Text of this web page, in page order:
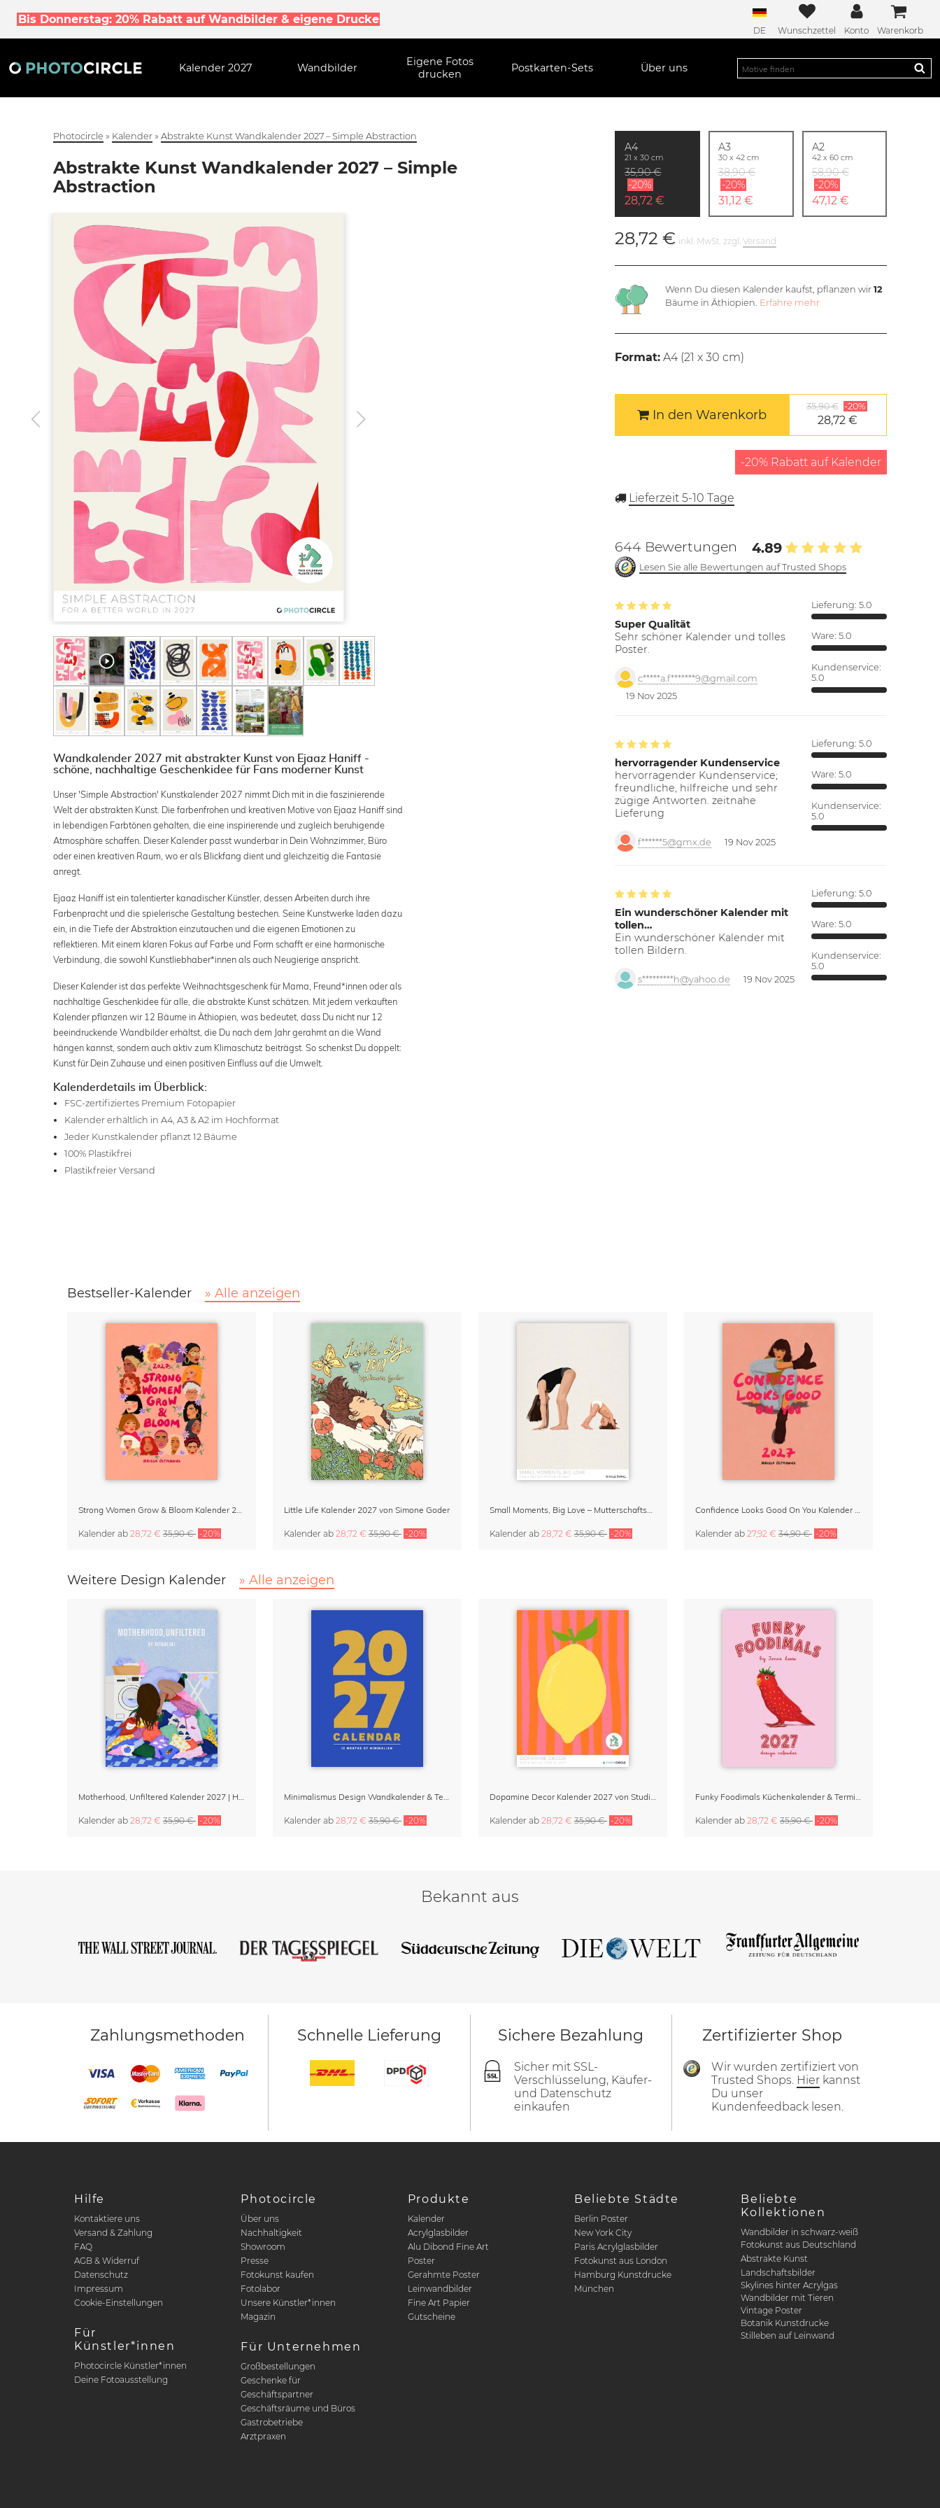
Bis Donnerstag: 20% Rabatt auf Wandbilder & eigene Drucke
DE Wunschzettel Konto Warenkorb
Kalender 2027 Wandbilder
Eigene Fotos
drucken
Postkarten-Sets Über uns
Photocircle » Kalender» Abstrakte Kunst Wandkalender 2027 – Simple Abstraction
Abstrakte Kunst Wandkalender 2027 – Simple
Abstraction
Wandkalender 2027 mit abstrakter Kunst von Ejaaz Haniff -
schöne, nachhaltige Geschenkidee für Fans moderner Kunst
Unser 'Simple Abstraction' Kunstkalender 2027 nimmt Dich mit in die faszinierende
Welt der abstrakten Kunst. Die farbenfrohen und kreativen Motive von Ejaaz Haniff sind
in lebendigen Farbtönen gehalten, die eine inspirierende und zugleich beruhigende
Atmosphäre schaffen. Dieser Kalender passt wunderbar in Dein Wohnzimmer, Büro
oder einen kreativen Raum, wo er als Blickfang dient und gleichzeitig die Fantasie
anregt.
Ejaaz Haniff ist ein talentierter kanadischer Künstler, dessen Arbeiten durch ihre
Farbenpracht und die spielerische Gestaltung bestechen. Seine Kunstwerke laden dazu
ein, in die Tiefe der Abstraktion einzutauchen und die eigenen Emotionen zu
reflektieren. Mit einem klaren Fokus auf Farbe und Form schafft er eine harmonische
Verbindung, die sowohl Kunstliebhaber*innen als auch Neugierige anspricht.
Dieser Kalender ist das perfekte Weihnachtsgeschenk für Mama, Freund*innen oder als
nachhaltige Geschenkidee für alle, die abstrakte Kunst schätzen. Mit jedem verkauften
Kalender pflanzen wir 12 Bäume in Äthiopien, was bedeutet, dass Du nicht nur 12
beeindruckende Wandbilder erhältst, die Du nach dem Jahr gerahmt an die Wand
hängen kannst, sondern auch aktiv zum Klimaschutz beiträgst. So schenkst Du doppelt:
Kunst für Dein Zuhause und einen positiven Einfluss auf die Umwelt.
Kalenderdetails im Überblick:
FSC-zertifiziertes Premium Fotopapier
Kalender erhältlich in A4, A3 & A2 im Hochformat
Jeder Kunstkalender pflanzt 12 Bäume
100% Plastikfrei
Plastikfreier Versand
A4
21 x 30 cm
35,90 €
-20%
28,72 €
A3
30 x 42 cm
38,90 €
-20%
31,12 €
A2
42 x 60 cm
58,90 €
-20%
47,12 €
28,72 € inkl. MwSt. zzgl.Versand
Wenn Du diesen Kalender kaufst, pflanzen wir 12
Bäume in Äthiopien. Erfahre mehr
Format: A4 (21 x 30 cm)
In den Warenkorb
35,90 € -20%
28,72 €
-20% Rabatt auf Kalender
Lieferzeit 5-10 Tage
644 Bewertungen 4.89
Lesen Sie alle Bewertungen auf Trusted Shops
Super Qualität
Sehr schöner Kalender und tolles
Poster.
c*****a.f*******9@gmail.com
19 Nov 2025
Lieferung: 5.0
Ware: 5.0
Kundenservice:
5.0
hervorragender Kundenservice
hervorragender Kundenservice;
freundliche, hilfreiche und sehr
zügige Antworten. zeitnahe
Lieferung
f******5@gmx.de 19 Nov 2025
Lieferung: 5.0
Ware: 5.0
Kundenservice:
5.0
Ein wunderschöner Kalender mit
tollen…
Ein wunderschöner Kalender mit
tollen Bildern.
s*********h@yahoo.de 19 Nov 2025
Lieferung: 5.0
Ware: 5.0
Kundenservice:
5.0
Bestseller-Kalender » Alle anzeigen
Kalender ab 28,72 € 35,90 € -20%
Little Life Kalender 2027 von Simone Goder
Kalender ab 28,72 € 35,90 € -20% Kalender ab 28,72 € 35,90 € -20% Kalender ab 27,92 € 34,90 € -20%
Weitere Design Kalender » Alle anzeigen
Kalender ab 28,72 € 35,90 € -20% Kalender ab 28,72 € 35,90 € -20% Kalender ab 28,72 € 35,90 € -20% Kalender ab 28,72 € 35,90 € -20%
Bekannt aus
Zahlungsmethoden Schnelle Lieferung Sichere Bezahlung
Sicher mit SSL-
Verschlüsselung, Käufer-
und Datenschutz
einkaufen
Zertifizierter Shop
Wir wurden zertifiziert von
Trusted Shops. Hier kannst
Du unser
Kundenfeedback lesen.
Hilfe
Kontaktiere uns
Versand & Zahlung
FAQ
AGB & Widerruf
Datenschutz
Impressum
Cookie-Einstellungen
Für
Künstler*innen
Photocircle Künstler*innen
Deine Fotoausstellung
Photocircle
Über uns
Nachhaltigkeit
Showroom
Presse
Fotokunst kaufen
Fotolabor
Unsere Künstler*innen
Magazin
Für Unternehmen
Großbestellungen
Geschenke für
Geschäftspartner
Geschäftsräume und Büros
Gastrobetriebe
Arztpraxen
Produkte
Kalender
Acrylglasbilder
Alu Dibond Fine Art
Poster
Gerahmte Poster
Leinwandbilder
Fine Art Papier
Gutscheine
Beliebte Städte
Berlin Poster
New York City
Paris Acrylglasbilder
Fotokunst aus London
Hamburg Kunstdrucke
München
Beliebte
Kollektionen
Wandbilder in schwarz-weiß
Fotokunst aus Deutschland
Abstrakte Kunst
Landschaftsbilder
Skylines hinter Acrylgas
Wandbilder mit Tieren
Vintage Poster
Botanik Kunstdrucke
Stilleben auf Leinwand